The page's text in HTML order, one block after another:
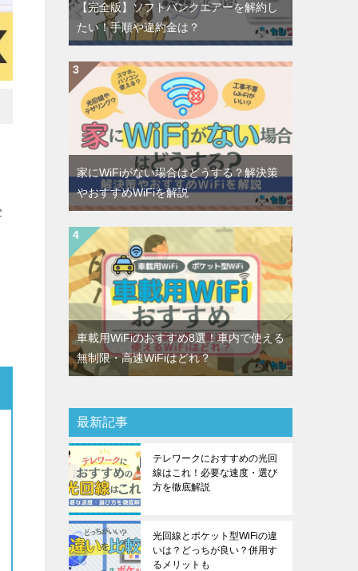
【完全版】ソフトバンクエアーを解約し
たい！手順や違約金は？
家にWiFiがない場合はどうする？解決策
やおすすめWiFiを解説
車載用WiFiのおすすめ8選！車内で使える
無制限・高速WiFiはどれ？
最新記事
テレワークにおすすめの光回
線はこれ！必要な速度・選び
方を徹底解説
光回線とポケット型WiFiの違
いは？どっちが良い？併用す
るメリットも